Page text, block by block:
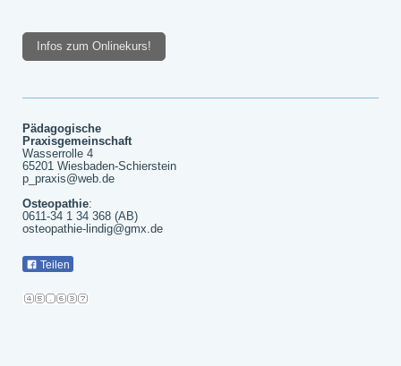
Infos zum Onlinekurs!
Pädagogische
Praxisgemeinschaft
Wasserrolle 4
65201 Wiesbaden-Schierstein
p_praxis@web.de
Osteopathie:
0611-34 1 34 368 (AB)
osteopathie-lindig@gmx.de
Teilen